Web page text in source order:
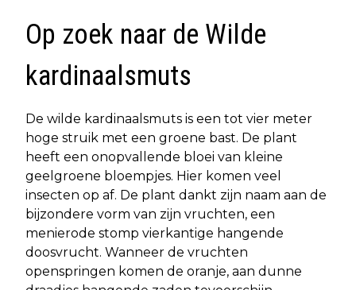
Op zoek naar de Wilde
kardinaalsmuts
De wilde kardinaalsmuts is een tot vier meter
hoge struik met een groene bast. De plant
heeft een onopvallende bloei van kleine
geelgroene bloempjes. Hier komen veel
insecten op af. De plant dankt zijn naam aan de
bijzondere vorm van zijn vruchten, een
menierode stomp vierkantige hangende
doosvrucht. Wanneer de vruchten
openspringen komen de oranje, aan dunne